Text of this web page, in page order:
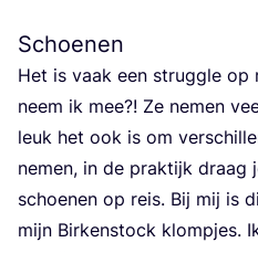
Schoenen
Het is vaak een strug­gle op
neem ik mee?! Ze nemen
leuk het ook is om
nemen, in de prak­tijk draag
schoe­nen op reis. Bij mij is
mijn Bir­kenstock klomp­jes.